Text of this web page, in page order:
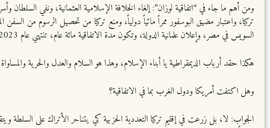
ومن أهم ما جاء في “اتفاقية لوزان”: إلغاء الخلافة الإسلامية العثمانية، ونفي
تركيا، واعتبار مضيق البوسفور ممراً مائياً دولياً، ومنع تركيا من تحصيل الرسوم من
السويس في مصر، وإعلان علمانية الدولة، وتكون مدة الاتفاقية مائة عام، تنتهي عام 2023م.
هكذا حقد أرباب الديمقراطية يا أبناء الإسلام، وهذا هو السلام والعدل والحرية
وهل اكتفت أمريكا ودول الغرب بما في الاتفاقية؟
الجواب: لا، بل زرعت في إقليم تركيا التعددية الحزبية كي يتناحر الأتراك على